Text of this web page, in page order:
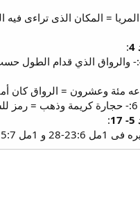
:
مئة وعشرون = الرواق كان أمام القدس ولم يذكر
:
28 و 1مل 15:7-22.